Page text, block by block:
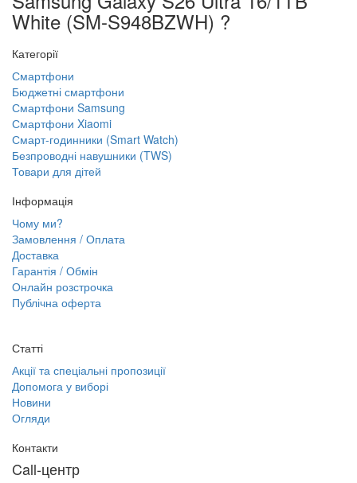
White (SM-S948BZWH) ?
Категорії
Смартфони
Бюджетні смартфони
Смартфони Samsung
Смартфони Xiaomi
Смарт-годинники (Smart Watch)
Безпроводні навушники (TWS)
Товари для дітей
Інформація
Чому ми?
Замовлення / Оплата
Доставка
Гарантія / Обмін
Онлайн розстрочка
Публічна оферта
Статті
Акції та спеціальні пропозиції
Допомога у виборі
Новини
Огляди
Контакти
Call-центр